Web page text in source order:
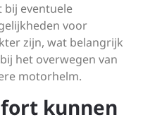
bij eventuele
voor
zijn, wat belangrijk
het overwegen van
motorhelm.
kunnen